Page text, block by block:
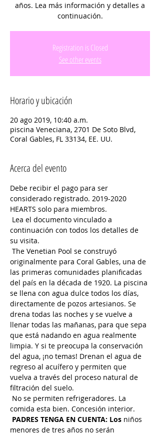
años. Lea más información y detalles a
continuación.
Registration is Closed
See other events
Horario y ubicación
20 ago 2019, 10:40 a.m.
piscina Veneciana, 2701 De Soto Blvd,
Coral Gables, FL 33134, EE. UU.
Acerca del evento
Debe recibir el pago para ser
considerado registrado. 2019-2020
HEARTS solo para miembros.
continuación con todos los detalles de
su visita.
originalmente para Coral Gables, una de
las primeras comunidades planificadas
del país en la década de 1920. La piscina
se llena con agua dulce todos los días,
directamente de pozos artesianos. Se
drena todas las noches y se vuelve a
llenar todas las mañanas, para que sepa
que está nadando en agua realmente
limpia. Y si te preocupa la conservación
del agua, ¡no temas! Drenan el agua de
regreso al acuífero y permiten que
vuelva a través del proceso natural de
filtración del suelo.
comida esta bien. Concesión interior.
PADRES TENGA EN CUENTA: Los niños
menores de tres años no serán